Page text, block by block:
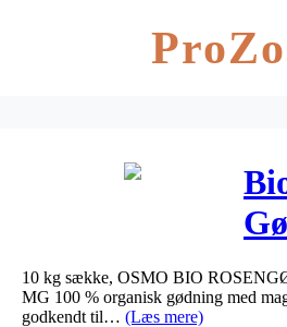
10 kg sække, OSMO BIO
MG 100 % organisk gødning med
godkendt til… (Læs mere)